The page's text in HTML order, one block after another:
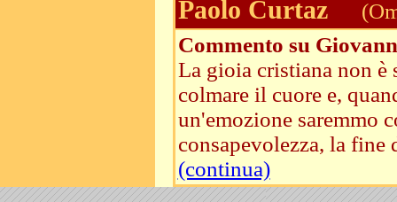
Paolo Curtaz
Commento su
La gioia cristiana non è
colmare il cuore e,
un'emozione saremmo
consapevolezza, la fine
(continua)